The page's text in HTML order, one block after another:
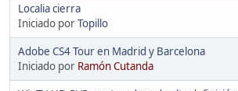
Localia cierra
Iniciado porTopillo
Adobe CS4 Tour en Madrid y Barcelona
Iniciado por Ramón Cutanda